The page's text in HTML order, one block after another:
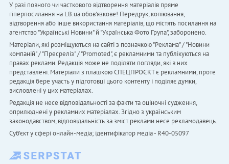
У разі повного чи часткового відтворення матеріалів пряме
гіперпосилання на LB.ua обов'язкове! Передрук, копіювання,
відтворення або інше використання матеріалів, що містять посилання на
агентство "Українськi Новини" й "Українська Фото Група", заборонено.
Матеріали, які розміщуються на сайті з позначкою "Реклама" / "Новини
компаній" / "Пресреліз" / "Promoted", є рекламними та публікуються на
правах реклами. Редакція може не поділяти погляди, які в них
представлені. Матеріали з плашкою СПЕЦПРОЄКТ є рекламними, проте
редакція бере участь у підготовці цього контенту і поділяє думки,
висловлені у цих матеріалах.
Редакція не несе відповідальності за факти та оціночні судження,
оприлюднені у рекламних матеріалах. Згідно з українським
законодавством, відповідальність за зміст реклами несе рекламодавець.
Cуб'єкт у сфері онлайн-медіа; ідентифікатор медіа - R40-05097